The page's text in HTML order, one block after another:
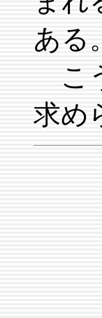
ある。
こ
求め